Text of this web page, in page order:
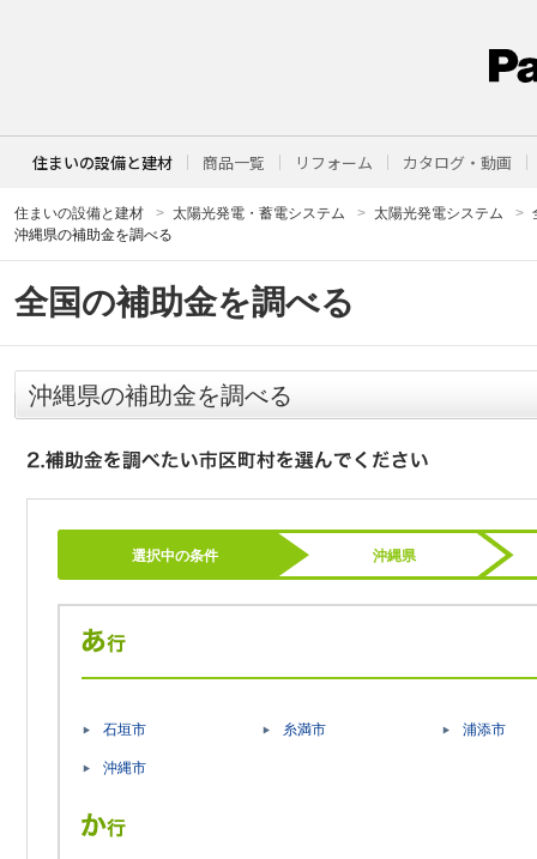
住まいの設備と建材 商品一覧 リフォーム カタログ・動画
住まいの設備と建材 太陽光発電・蓄電システム 太陽光発電システム
沖縄県の補助金を調べる
全国の補助金を調べる
沖縄県の補助金を調べる
選択中の条件 沖縄県
石垣市 糸満市 浦添市
沖縄市